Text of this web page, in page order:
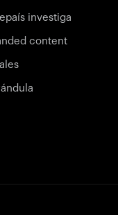
investiga
content